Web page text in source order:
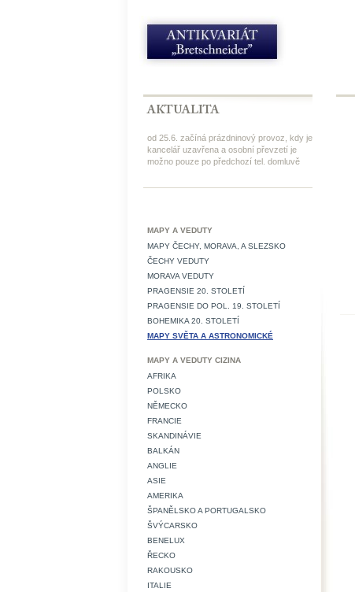
od 25.6. začíná prázdninový provoz, kdy je
kancelář uzavřena a osobní převzetí je
možno pouze po předchozí tel. domluvě
MAPY A VEDUTY
MAPY ČECHY, MORAVA, A SLEZSKO
ČECHY VEDUTY
MORAVA VEDUTY
PRAGENSIE 20. STOLETÍ
PRAGENSIE DO POL. 19. STOLETÍ
BOHEMIKA 20. STOLETÍ
MAPY SVĚTA A ASTRONOMICKÉ
MAPY A VEDUTY CIZINA
AFRIKA
POLSKO
NĚMECKO
FRANCIE
SKANDINÁVIE
BALKÁN
ANGLIE
ASIE
AMERIKA
ŠPANĚLSKO A PORTUGALSKO
ŠVÝCARSKO
BENELUX
ŘECKO
RAKOUSKO
ITALIE